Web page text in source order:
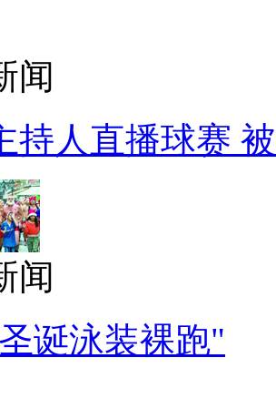
闻
持人直播球赛
闻
诞泳装裸跑"